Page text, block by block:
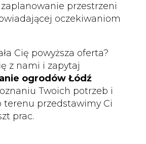
przestrzeni
oczekiwaniom
Cię powyższa oferta?
z nami i zapytaj
ogrodów Łódź
Twoich potrzeb i
terenu przedstawimy Ci
prac.